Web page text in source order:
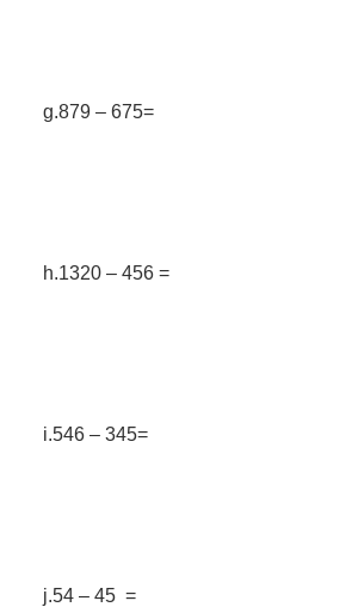
g.879 – 675=
h.1320 – 456 =
i.546 – 345=
j.54 – 45 =